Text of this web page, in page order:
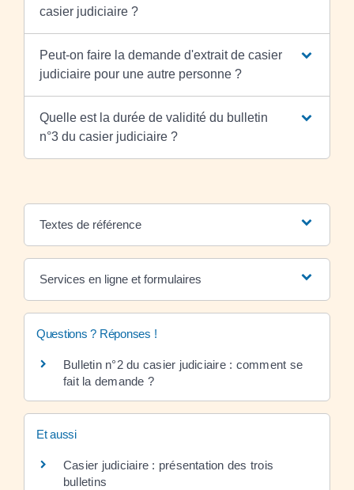
casier judiciaire ?
Peut-on faire la demande d'extrait de casier
judiciaire pour une autre personne ?
Quelle est la durée de validité du bulletin
n°3 du casier judiciaire ?
Textes de référence
Services en ligne et formulaires
Questions ? Réponses !
Bulletin n°2 du casier judiciaire : comment se
fait la demande ?
Et aussi
Casier judiciaire : présentation des trois
bulletins